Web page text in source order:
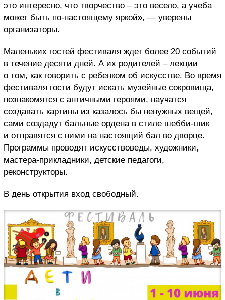
это интересно, что творчество – это весело, а учеба
может быть по-настоящему яркой», — уверены
организаторы.
Маленьких гостей фестиваля ждет более 20 событий
в течение десяти дней. А их родителей – лекции
о том, как говорить с ребенком об искусстве. Во время
фестиваля гости будут искать музейные сокровища,
познакомятся с античными героями, научатся
создавать картины из казалось бы ненужных вещей,
сами создадут бальные ордена в стиле шебби-шик
и отправятся с ними на настоящий бал во дворце.
Программы проводят искусствоведы, художники,
мастера-прикладники, детские педагоги,
реконструкторы.
В день открытия вход свободный.